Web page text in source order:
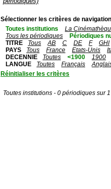
Sélectionner les critères de
Toutes institutions
La
Tous les périodiques
Périodiques
TITRE
Tous AB C DE F
GHI
PAYS
Tous France Etats-Unis
DECENNIE
Toutes <1900
1900
LANGUE
Toutes Français
Réinitialiser les critères
Toutes institutions - 0 périodiques sur